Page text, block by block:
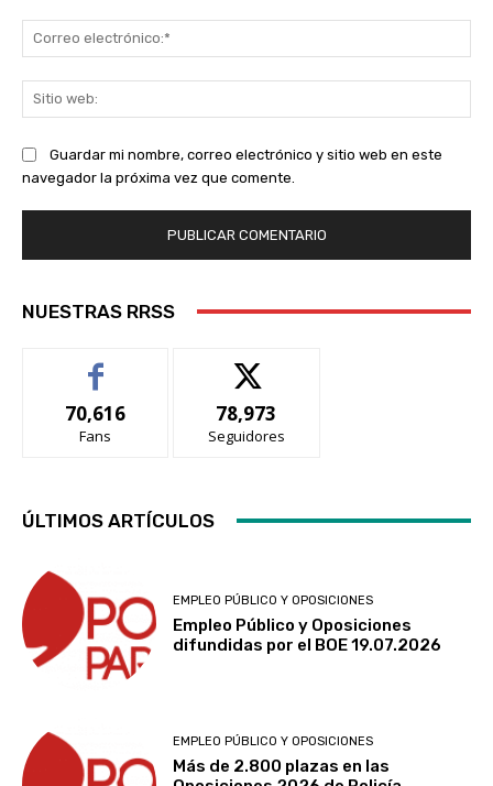
Guardar mi nombre, correo electrónico y sitio web en este
navegador la próxima vez que comente.
NUESTRAS RRSS
70,616
Fans
78,973
Seguidores
ÚLTIMOS ARTÍCULOS
EMPLEO PÚBLICO Y OPOSICIONES
Empleo Público y Oposiciones
difundidas por el BOE 19.07.2026
EMPLEO PÚBLICO Y OPOSICIONES
Más de 2.800 plazas en las